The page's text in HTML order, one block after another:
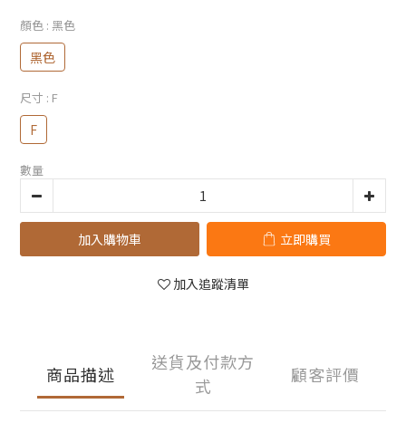
顏色 : 黑色
黑色
尺寸 : F
F
數量
加入購物車 立即購買
加入追蹤清單
商品描述
送貨及付款方
式
顧客評價